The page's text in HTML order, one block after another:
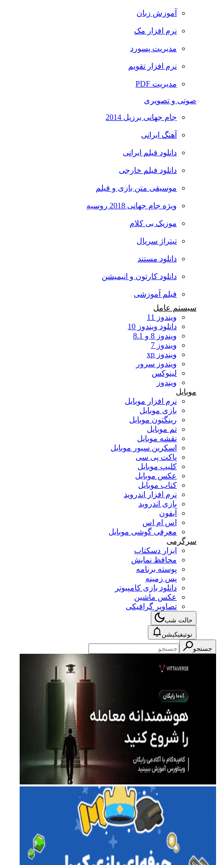
آموزش زبان
نرم افزار مک
مدیریت پسورد
نرم افزار تقویم
مدیریت PDF
صوتی و تصویری
جام جهانی برزیل 2014
آهنگ ایرانی
دانلود فیلم ایرانی
دانلود فیلم خارجی
موسیقی متن بازی و فیلم
ویژه جام جهانی 2018 روسیه
موزیک بی کلام
تیتراژ سریال
دانلود مستند
دانلود کارتون و انیمیشن
فیلم آموزشی
سیستم عامل
ویندوز 11
دانلود ویندوز 10
ویندوز 8 و 8.1
ویندوز 7
ویندوز xp
ویندوز سرور
لینوکس
ویندوز
موبایل
نرم افزار موبایل
بازی موبایل
رینگتون موبایل
تم موبایل
نقشه موبایل
اسکرین سیور موبایل
پاکت پی سی
کلیپ موبایل
عکس موبایل
کتاب موبایل
نرم افزار اندروید
بازی اندروید
آیفون
اس ام اس
معرفی گوشی موبایل
سرگرمی
ابزار دسکتاپ
محافظ نمایش
پوسته برنامه
پس زمینه
دانلود بازی کامپیوتر
عکس ماشین
تصاویر گرافیکی
حالت شب
نوتیفیکیشن
جستجو